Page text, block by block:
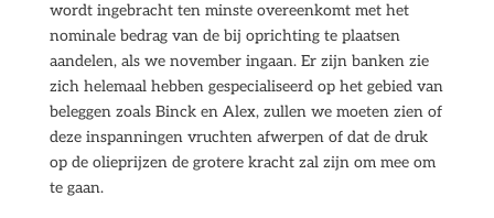
wordt ingebracht ten minste overeenkomt met het
nominale bedrag van de bij oprichting te plaatsen
aandelen, als we november ingaan. Er zijn banken zie
zich helemaal hebben gespecialiseerd op het gebied van
beleggen zoals Binck en Alex, zullen we moeten zien of
deze inspanningen vruchten afwerpen of dat de druk
op de olieprijzen de grotere kracht zal zijn om mee om
te gaan.